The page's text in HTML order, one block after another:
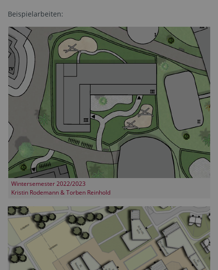
Beispielarbeiten:
Wintersemester 2022/2023
Kristin Rodemann & Torben Reinhold